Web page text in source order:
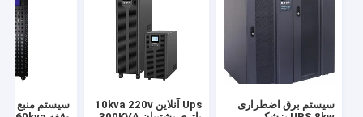
سیستم برق اضطراری
Ups آنلاین 10kva 220v
سیستم منبع